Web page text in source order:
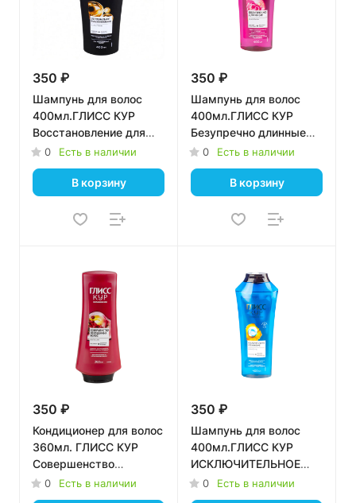
350 ₽
Шампунь для волос
400мл.ГЛИСС КУР
Восстановление для
поврежденных *12
0 Есть в наличии
В корзину
350 ₽
Шампунь для волос
400мл.ГЛИСС КУР
Безупречно длинные
*12
0 Есть в наличии
В корзину
350 ₽
Кондиционер для волос
360мл. ГЛИСС КУР
Совершенство
окрашенных волос *6
0 Есть в наличии
350 ₽
Шампунь для волос
400мл.ГЛИСС КУР
ИСКЛЮЧИТЕЛЬНОЕ
УВЛАЖНЕНИЕ *12
0 Есть в наличии